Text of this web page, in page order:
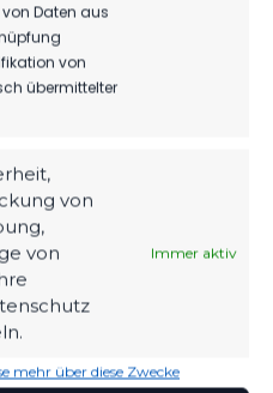
Daten aus
von
übermittelter
von
von
Immer aktiv
mehr über diese Zwecke
FSV.
– alles